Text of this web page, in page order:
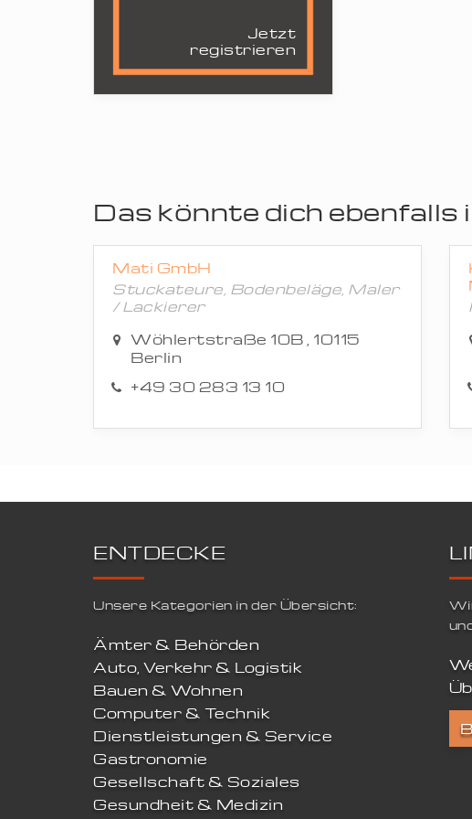
Jetzt
registrieren
Das könnte dich ebenfalls
Mati GmbH
Stuckateure, Bodenbeläge, Maler
/ Lackierer
Wöhlertstraße 10B , 10115
Berlin
+49 30 283 13 10
ENTDECKE
Unsere Kategorien in der Übersicht:
Ämter & Behörden
Auto, Verkehr & Logistik
Bauen & Wohnen
Computer & Technik
Dienstleistungen & Service
Gastronomie
Gesellschaft & Soziales
Gesundheit & Medizin